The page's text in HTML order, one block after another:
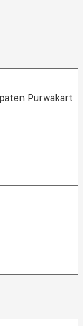
Purwakart